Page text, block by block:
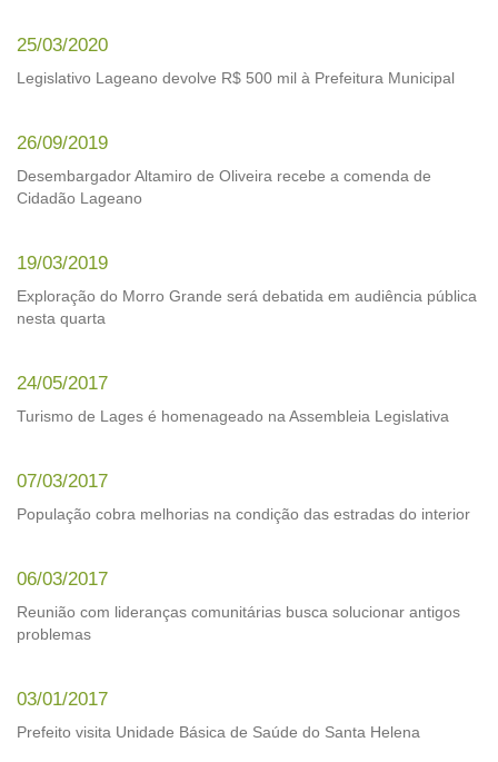
25/03/2020
Legislativo Lageano devolve R$ 500 mil à Prefeitura Municipal
26/09/2019
Desembargador Altamiro de Oliveira recebe a comenda de
Cidadão Lageano
19/03/2019
Exploração do Morro Grande será debatida em audiência pública
nesta quarta
24/05/2017
Turismo de Lages é homenageado na Assembleia Legislativa
07/03/2017
População cobra melhorias na condição das estradas do interior
06/03/2017
Reunião com lideranças comunitárias busca solucionar antigos
problemas
03/01/2017
Prefeito visita Unidade Básica de Saúde do Santa Helena